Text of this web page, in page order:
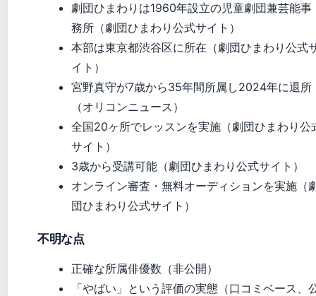
劇団ひまわりは1960年設立の児童劇団兼芸能事
務所（劇団ひまわり公式サイト）
本部は東京都渋谷区に所在（劇団ひまわり公式
イト）
宮野真守が7歳から35年間所属し2024年に退所
（オリコンニュース）
全国20ヶ所でレッスンを実施（劇団ひまわり公
サイト）
3歳から受講可能（劇団ひまわり公式サイト）
オンライン審査・無料オーディションを実施（
団ひまわり公式サイト）
不明な点
正確な所属俳優数（非公開）
「やばい」という評価の実態（口コミベース、